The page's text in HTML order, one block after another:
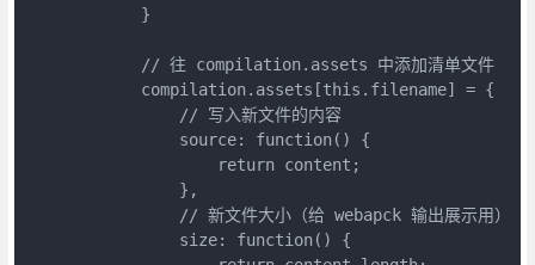
            }
            // 往 compilation.assets 中添加清单文件
            compilation.assets[this.filename] = {
                // 写入新文件的内容
                source: function() {
                    return content;
                },
                // 新文件大小（给 webapck 输出展示用）
                size: function() {